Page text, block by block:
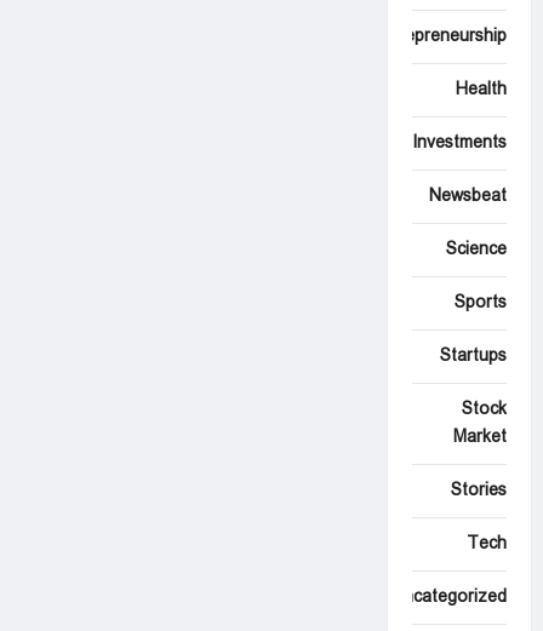
Entrepreneurship
Health
Investments
Newsbeat
Science
Sports
Startups
Stock
Market
Stories
Tech
Uncategorized